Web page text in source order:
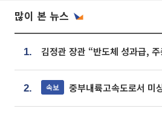
많이 본 뉴스
1.
2. 속보 중부내륙고속도로서 미